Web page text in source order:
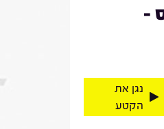
-
נגן את
הקטע